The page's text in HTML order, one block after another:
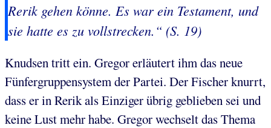
Rerik gehen könne. Es war ein Testament, und
sie hatte es zu vollstrecken.“ (S. 19)
Knudsen tritt ein. Gregor erläutert ihm das neue
Fünfergruppensystem der Partei. Der Fischer knurrt,
dass er in Rerik als Einziger übrig geblieben sei und
keine Lust mehr habe. Gregor wechselt das Thema